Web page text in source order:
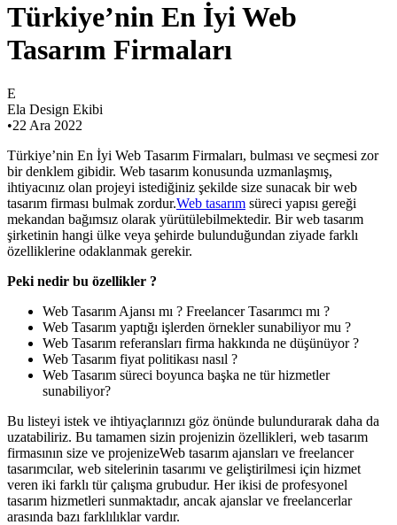
Türkiye’nin En İyi Web
Tasarım Firmaları
E
Ela Design Ekibi
•22 Ara 2022
Türkiye’nin En İyi Web Tasarım Firmaları, bulması ve seçmesi zor
bir denklem gibidir. Web tasarım konusunda uzmanlaşmış,
ihtiyacınız olan projeyi istediğiniz şekilde size sunacak bir web
tasarım firması bulmak zordur.Web tasarım süreci yapısı gereği
mekandan bağımsız olarak yürütülebilmektedir. Bir web tasarım
şirketinin hangi ülke veya şehirde bulunduğundan ziyade farklı
özelliklerine odaklanmak gerekir.
Peki nedir bu özellikler ?
Web Tasarım Ajansı mı ? Freelancer Tasarımcı mı ?
Web Tasarım yaptığı işlerden örnekler sunabiliyor mu ?
Web Tasarım referansları firma hakkında ne düşünüyor ?
Web Tasarım fiyat politikası nasıl ?
Web Tasarım süreci boyunca başka ne tür hizmetler
sunabiliyor?
Bu listeyi istek ve ihtiyaçlarınızı göz önünde bulundurarak daha da
uzatabiliriz. Bu tamamen sizin projenizin özellikleri, web tasarım
firmasının size ve projenizeWeb tasarım ajansları ve freelancer
tasarımcılar, web sitelerinin tasarımı ve geliştirilmesi için hizmet
veren iki farklı tür çalışma grubudur. Her ikisi de profesyonel
tasarım hizmetleri sunmaktadır, ancak ajanslar ve freelancerlar
arasında bazı farklılıklar vardır.